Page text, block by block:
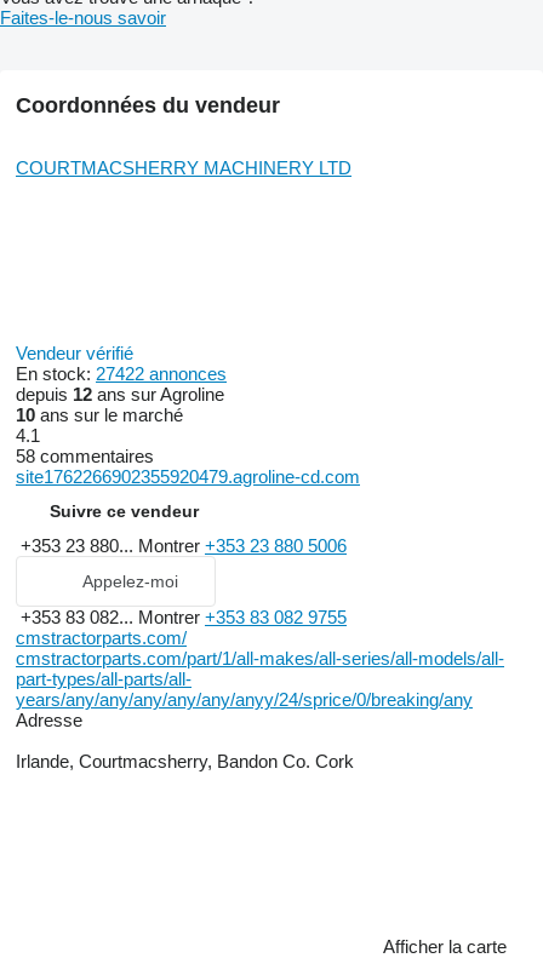
Faites-le-nous savoir
Coordonnées du vendeur
COURTMACSHERRY MACHINERY LTD
Vendeur vérifié
En stock: 27422 annonces
depuis 12 ans sur Agroline
10 ans sur le marché
4.1
58 commentaires
site1762266902355920479.agroline-cd.com
Suivre ce vendeur
+353 23 880... Montrer +353 23 880 5006
Appelez-moi
+353 83 082... Montrer +353 83 082 9755
cmstractorparts.com/
cmstractorparts.com/part/1/all-makes/all-series/all-models/all-
part-types/all-parts/all-
years/any/any/any/any/any/anyy/24/sprice/0/breaking/any
Adresse
Irlande, Courtmacsherry, Bandon Co. Cork
Afficher la carte